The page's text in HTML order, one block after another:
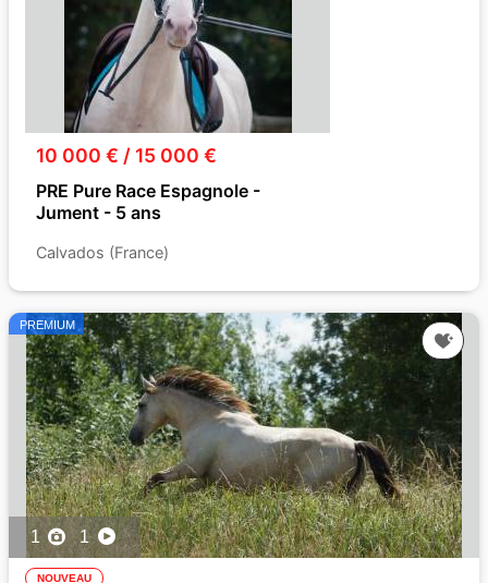
10 000 € / 15 000 €
PRE Pure Race Espagnole -
Jument - 5 ans
Calvados (France)
PREMIUM
1 1
NOUVEAU